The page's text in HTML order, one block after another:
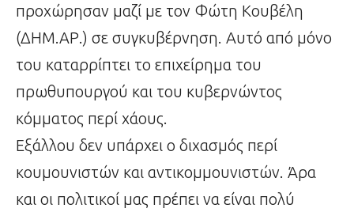
προχώρησαν μαζί με τον Φώτη Κουβέλη
(ΔΗΜ.ΑΡ.) σε συγκυβέρνηση. Αυτό από μόνο
του καταρρίπτει το επιχείρημα του
πρωθυπουργού και του κυβερνώντος
κόμματος περί χάους.
Εξάλλου δεν υπάρχει ο διχασμός περί
κουμουνιστών και αντικομμουνιστών. Άρα
και οι πολιτικοί μας πρέπει να είναι πολύ